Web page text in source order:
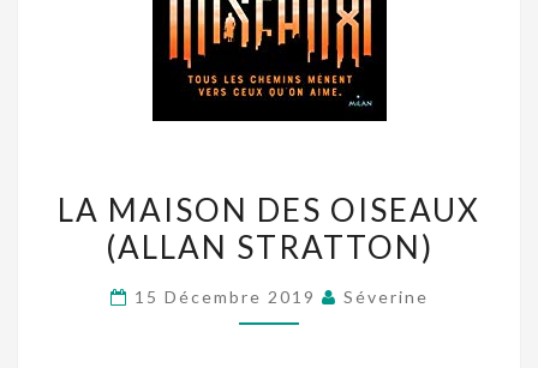
MAISON
DES
(ALLAN
LA MAISON DES OISEAUX
(ALLAN STRATTON)
15 Décembre 2019 Séverine